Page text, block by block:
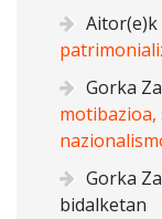
Aitor(e)k
Gorka
Gorka
bidalketan